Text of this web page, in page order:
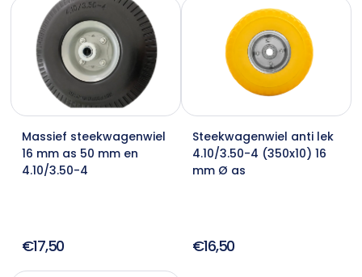
Massief steekwagenwiel
16 mm as 50 mm en
4.10/3.50-4
€17,50
Steekwagenwiel anti lek
4.10/3.50-4 (350x10) 16
mm Ø as
€16,50